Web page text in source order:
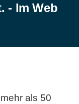
- Im Web
als 50